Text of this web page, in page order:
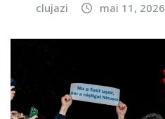
clujazi mai 11, 2026